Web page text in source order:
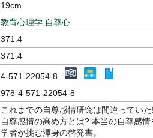
19cm
教育心理学 自尊心
371.4
371.4
4-571-22054-8
978-4-571-22054-8
これまでの自尊感情研究は間違ってい
自尊感情の高め方とは? 本当の自尊感
学者が挑む渾身の啓発書。